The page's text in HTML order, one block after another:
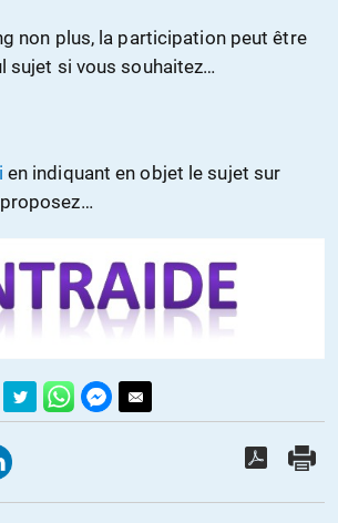
non plus, la participation peut être
sujet si vous souhaitez…
en indiquant en objet le sujet sur